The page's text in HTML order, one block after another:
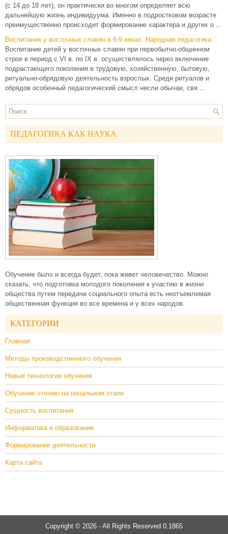
(с 14 до 18 лет), он практически во многом определяет всю
дальнейшую жизнь индивидуума. Именно в подростковом возрасте
преимущественно происходит формирование характера и других о ...
Воспитание у восточных славян в 6-9 веках. Народная педагогика
Воспитание детей у восточных славян при первобытно-общинном
строе в период с VI в. по IX в. осуществлялось через включение
подрастающего поколения в трудовую, хозяйственную, бытовую,
ритуально-обрядовую деятельность взрослых. Среди ритуалов и
обрядов особенный педагогический смысл несли обычаи, свя ...
ПЕДАГОГИКА КАК НАУКА
Обучение было и всегда будет, пока живет человечество. Можно
сказать, что подготовка молодого поколения к участию в жизни
общества путем передачи социального опыта есть неотъемлемая
общественная функция во все времена и у всех народов.
КАТЕГОРИИ
Главная
Методы производственного обучения
Новые технологии обучения
Обучение чтению на начальном этапе
Сущность воспитания
Информатика и образование
Формирование деятельности
Карта сайта
Copyright © 2026 - All Rights Reserved 0.1865